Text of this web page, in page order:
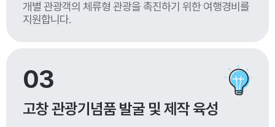
개별 관광객의 체류형 관광을 촉진하기 위한 여행경비를
지원합니다.
03
고창 관광기념품 발굴 및 제작 육성